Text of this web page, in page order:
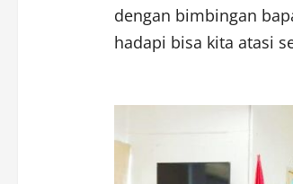
dengan bimbingan
hadapi bisa kita atasi